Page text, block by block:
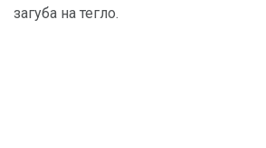
загуба на тегло.